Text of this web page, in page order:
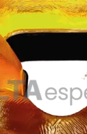
Blog
Contacto